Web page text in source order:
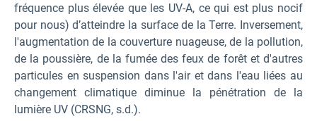
fréquence plus élevée que les UV-A, ce qui est plus nocif
pour nous) d’atteindre la surface de la Terre. Inversement,
l'augmentation de la couverture nuageuse, de la pollution,
de la poussière, de la fumée des feux de forêt et d'autres
particules en suspension dans l'air et dans l'eau liées au
changement climatique diminue la pénétration de la
lumière UV (CRSNG, s.d.).